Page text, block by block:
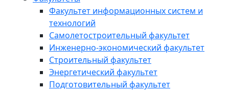
Факультет информационных систем и
технологий
Самолетостроительный факультет
Инженерно-экономический факультет
Строительный факультет
Энергетический факультет
Подготовительный факультет